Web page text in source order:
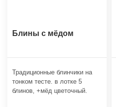
Блины с мёдом
Традиционные блинчики на
тонком тесте. в лотке 5
блинов, +мёд цветочный.